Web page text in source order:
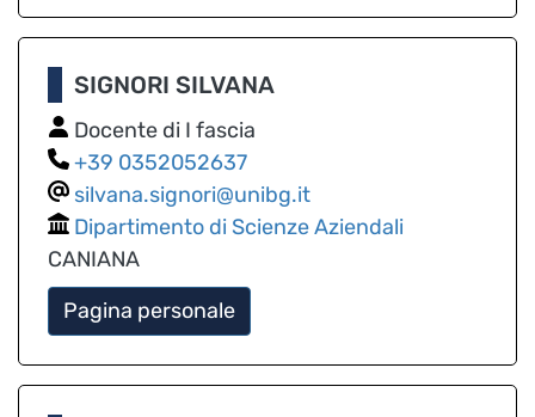
SIGNORI SILVANA
Docente di I fascia
0352052637
silvana.signori@unibg.it
Dipartimento di Scienze Aziendali
CANIANA
Pagina personale